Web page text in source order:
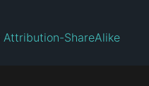
ShareAlike